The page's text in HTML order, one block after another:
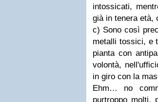
intossicati,
già in tenera età,
c) Sono così
metalli tossici, e
pianta con
volontà,
in giro con la
Ehm… no
purtroppo molti,